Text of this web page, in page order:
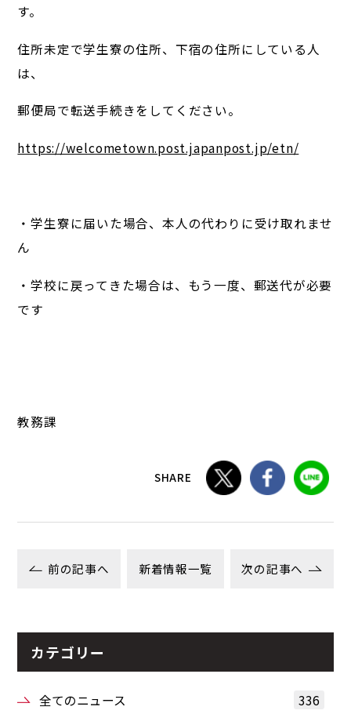
す。
住所未定で学生寮の住所、下宿の住所にしている人
は、
郵便局で転送手続きをしてください。
https://welcometown.post.japanpost.jp/etn/
・学生寮に届いた場合、本人の代わりに受け取れませ
ん
・学校に戻ってきた場合は、もう一度、郵送代が必要
です
教務課
SHARE
前の記事へ 新着情報一覧 次の記事へ
カテゴリー
全てのニュース 336